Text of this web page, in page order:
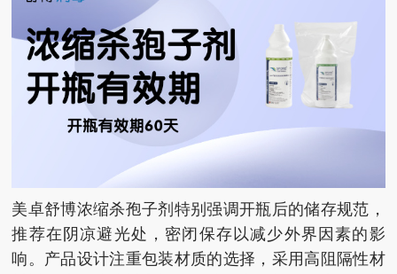
美卓舒博浓缩杀孢子剂特别强调开瓶后的储存规范，
推荐在阴凉避光处，密闭保存以减少外界因素的影
响。产品设计注重包装材质的选择，采用高阻隔性材